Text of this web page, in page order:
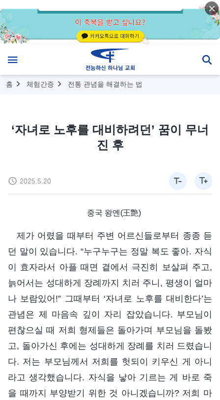
홈 체험간증 전통 관념을 해결하는 법
‘자녀로 노후를 대비하려던’ 꿈이 무너
진 후
2025.5.20
중국 왕옌(王艶)
제가 어렸을 때부터 주변 어르신들로부터 종종 듣
던 말이 있습니다. “누구누구는 정말 복도 좋아. 자식
이 효자라서 아플 때면 곁에서 극진히 보살펴 주고,
늙어서는 성대하게 장례까지 치러 주니, 평생이 얼마
나 보람있어!” 그때부터 ‘자녀로 노후를 대비한다’는
관념은 제 마음속 깊이 자리 잡았습니다. 부모님이
편찮으실 때 저희 형제들은 돌아가며 부모님을 돌봤
고, 돌아가신 후에는 성대하게 장례를 치러 드렸습니
다. 저는 부모님께서 저희를 헛되이 키우신 게 아니
라고 생각했습니다. 자식을 낳아 기르는 게 바로 죽
을 때까지 부양받기 위한 것 아니겠습니까? 저희 마